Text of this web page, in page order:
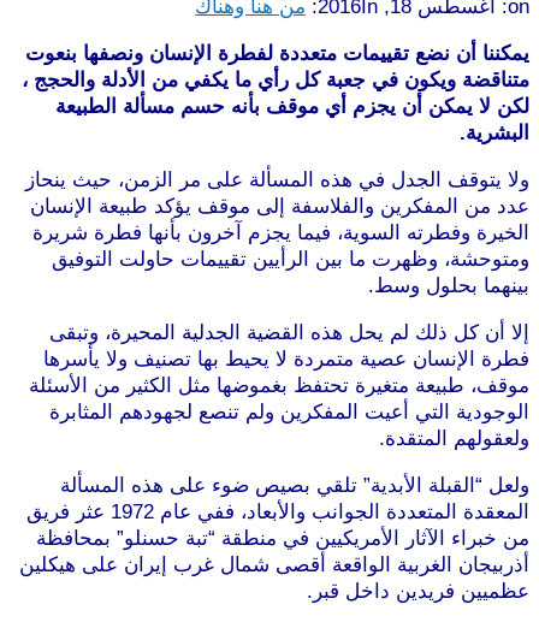
on: أغسطس 18, 2016 In: من هنا وهناك
يمكننا أن نضع تقييمات متعددة لفطرة الإنسان ونصفها بنعوت
متناقضة ويكون في جعبة كل رأي ما يكفي من الأدلة والحجج ،
لكن لا يمكن أن يجزم أي موقف بأنه حسم مسألة الطبيعة
البشرية.
ولا يتوقف الجدل في هذه المسألة على مر الزمن، حيث ينحاز
عدد من المفكرين والفلاسفة إلى موقف يؤكد طبيعة الإنسان
الخيرة وفطرته السوية، فيما يجزم آخرون بأنها فطرة شريرة
ومتوحشة، وظهرت ما بين الرأيين تقييمات حاولت التوفيق
بينهما بحلول وسط.
إلا أن كل ذلك لم يحل هذه القضية الجدلية المحيرة، وتبقى
فطرة الإنسان عصية متمردة لا يحيط بها تصنيف ولا يأسرها
موقف، طبيعة متغيرة تحتفظ بغموضها مثل الكثير من الأسئلة
الوجودية التي أعيت المفكرين ولم تنصع لجهودهم المثابرة
ولعقولهم المتقدة.
ولعل “القبلة الأبدية” تلقي بصيص ضوء على هذه المسألة
المعقدة المتعددة الجوانب والأبعاد، ففي عام 1972 عثر فريق
من خبراء الآثار الأمريكيين في منطقة “تبة حسنلو” بمحافظة
أذربيجان الغربية الواقعة أقصى شمال غرب إيران على هيكلين
عظميين فريدين داخل قبر.